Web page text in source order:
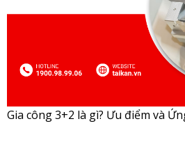
Gia công 3+2 là gì? Ưu điểm và